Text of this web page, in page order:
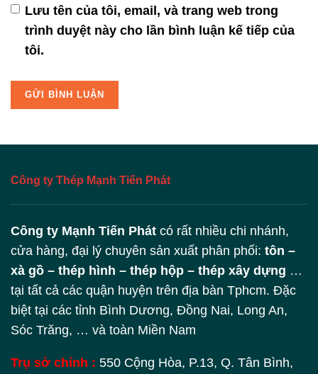
Lưu tên của tôi, email, và trang web trong
trình duyệt này cho lần bình luận kế tiếp của
tôi.
Công ty Thép Mạnh Tiến Phát
Công ty Mạnh Tiến Phát có rất nhiều chi nhánh,
cửa hàng, đại lý chuyên sản xuất phân phối: tôn –
xà gồ – thép hình – thép hộp – thép xây dựng …
tại tất cả các quận huyện trên địa bàn Tphcm. Đặc
biệt tại các tỉnh Bình Dương, Đồng Nai, Long An,
Sóc Trăng, … và toàn Miền Nam
Trụ sở chính : 550 Cộng Hòa, P.13, Q. Tân Bình,